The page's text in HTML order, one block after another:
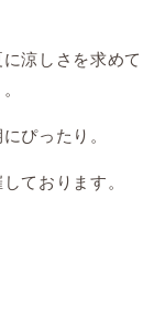
涼しさを求めて
ぴったり。
ております。